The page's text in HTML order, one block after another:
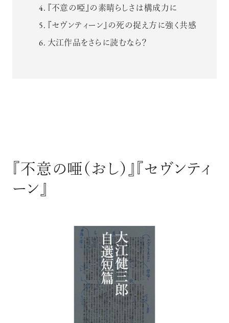
『不意の啞』の素晴らしさは構成力に
『セヴンティーン』の死の捉え方に強く共感
大江作品をさらに読むなら？
『不意の唖（おし）』『セヴンティ
ーン』